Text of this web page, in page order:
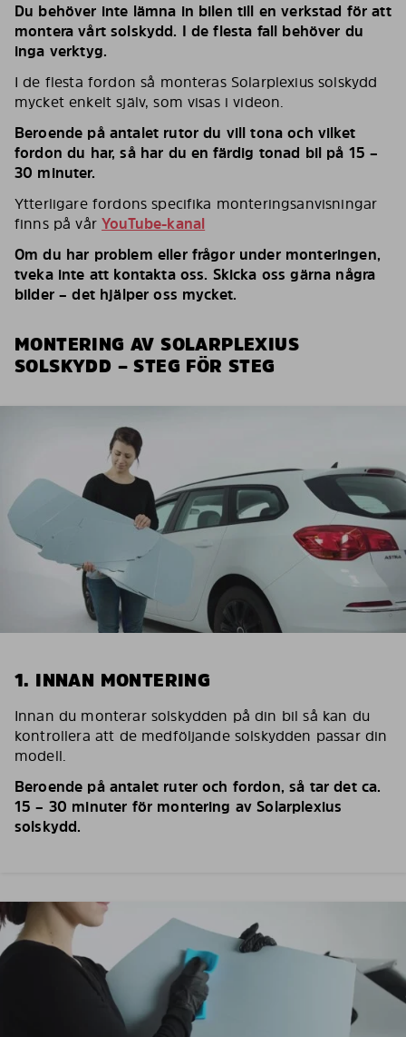
Du behöver inte lämna in bilen till en verkstad för att
montera vårt solskydd. I de flesta fall behöver du
inga verktyg.
I de flesta fordon så monteras Solarplexius solskydd
mycket enkelt själv, som visas i videon.
Beroende på antalet rutor du vill tona och vilket
fordon du har, så har du en färdig tonad bil på 15 –
30 minuter.
Ytterligare fordons specifika monteringsanvisningar
finns på vårYouTube-kanal
Om du har problem eller frågor under monteringen,
tveka inte att kontakta oss. Skicka oss gärna några
bilder – det hjälper oss mycket.
MONTERING AV SOLARPLEXIUS
SOLSKYDD – STEG FÖR STEG
1. INNAN MONTERING
Innan du monterar solskydden på din bil så kan du
kontrollera att de medföljande solskydden passar din
modell.
Beroende på antalet ruter och fordon, så tar det ca.
15 – 30 minuter för montering av Solarplexius
solskydd.